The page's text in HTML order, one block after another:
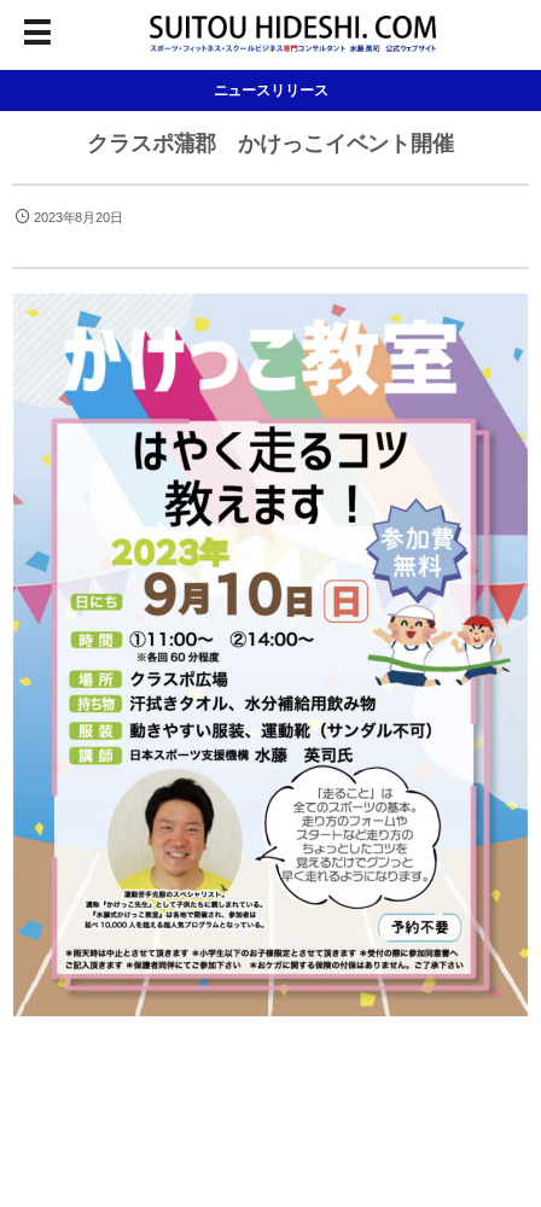
ニュースリリース
クラスポ蒲郡 かけっこイベント開催
2023年8月20日